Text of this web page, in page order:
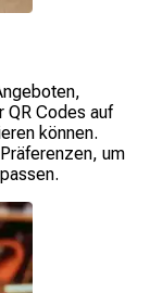
QR Codes auf
können.
um